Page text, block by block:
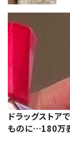
ドラッグスト
ものに…180万表